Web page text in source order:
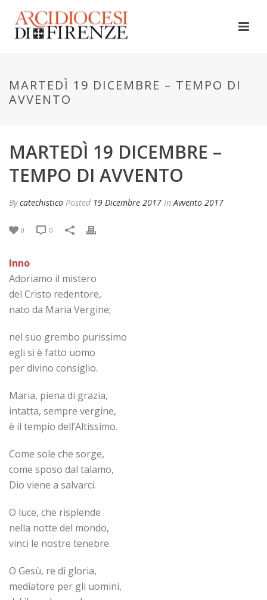
MARTEDÌ 19 DICEMBRE – TEMPO DI
AVVENTO
MARTEDÌ 19 DICEMBRE –
TEMPO DI AVVENTO
Bycatechistico Posted 19 Dicembre 2017 InAvvento 2017
0 0
Inno
Adoriamo il mistero
del Cristo redentore,
nato da Maria Vergine;
nel suo grembo purissimo
egli si è fatto uomo
per divino consiglio.
Maria, piena di grazia,
intatta, sempre vergine,
è il tempio dell’Altissimo.
Come sole che sorge,
come sposo dal talamo,
Dio viene a salvarci.
O luce, che risplende
nella notte del mondo,
vinci le nostre tenebre.
O Gesù, re di gloria,
mediatore per gli uomini,